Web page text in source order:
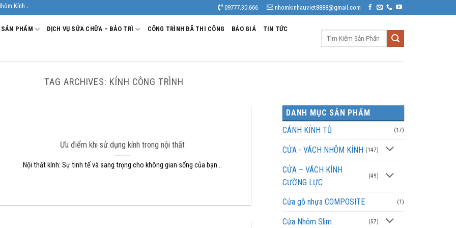
Âu Viêt. Nhà Sản xuất - Thi công Nhôm kính uy tín, chất lượng. 09777.30.666 nhomkinhauviet8888@gmail.com
SẢN PHẨM DỊCH VỤ SỬA CHỮA – BẢO TRÌ CÔNG TRÌNH ĐÃ THI CÔNG BÁO GIÁ TIN TỨC
TAG ARCHIVES: KÍNH CÔNG TRÌNH
Ưu điểm khi sử dụng kính trong nội thất
Nội thất kính: Sự tinh tế và sang trọng cho không gian sống của bạn...
DANH MỤC SẢN PHẨM
CÁNH KÍNH TỦ
(17)
CỬA - VÁCH NHÔM KÍNH (147)
CỬA – VÁCH KÍNH
CƯỜNG LỰC
(49)
Cửa gỗ nhựa COMPOSITE (1)
Cửa Nhôm Slim (57)